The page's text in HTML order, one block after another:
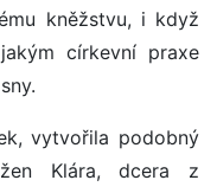
kněžstvu, i když
církevní praxe
vytvořila podobný
Klára, dcera z